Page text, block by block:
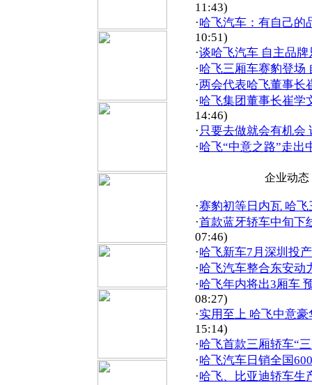
11:43)
·哈飞汽车：有自己的
10:51)
·谈哈飞汽车 自主品牌
·哈飞三厢车赛豹登场
·两会代表哈飞董事长
·哈飞集团董事长崔学
14:46)
· 只要去做就会有机会
·哈飞“中意之路”走出
企业动态
·赛豹初等日内瓦 哈
·首款蓝牙轿车中旬下
07:46)
·哈飞新车7月深圳投
·哈飞汽车整合东安动
·哈飞年内将出3厢车
08:27)
·实用至上 哈飞中意
15:14)
·哈飞首款三厢轿车“
·哈飞汽车日销全国
·哈飞、比亚迪轿车生